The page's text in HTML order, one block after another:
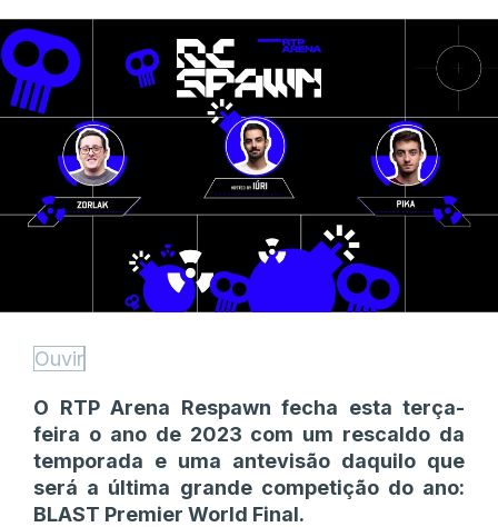
Ouvir
O RTP Arena Respawn fecha esta terça-
feira o ano de 2023 com um rescaldo da
temporada e uma antevisão daquilo que
será a última grande competição do ano:
BLAST Premier World Final.